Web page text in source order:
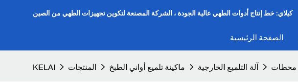
كيلاي: خط إنتاج أدوات الطهي عالية الجودة ، الشركة المصنعة لتكوين تجهيزات الطهي من الصين
الصفحة الرئيسية
KELAI المنتجات ماكينة تلميع أواني الطبخ آلة التلميع الخارجية محطات